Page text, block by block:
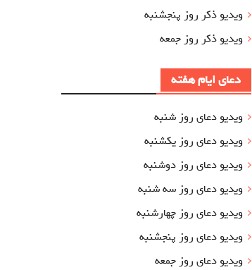
ویدیو ذکر روز پنجشنبه
ویدیو ذکر روز جمعه
دعای ایام هفته
ویدیو دعای روز شنبه
ویدیو دعای روز یکشنبه
ویدیو دعای روز دوشنبه
ویدیو دعای روز سه شنبه
ویدیو دعای روز چهارشنبه
ویدیو دعای روز پنجشنبه
ویدیو دعای روز جمعه